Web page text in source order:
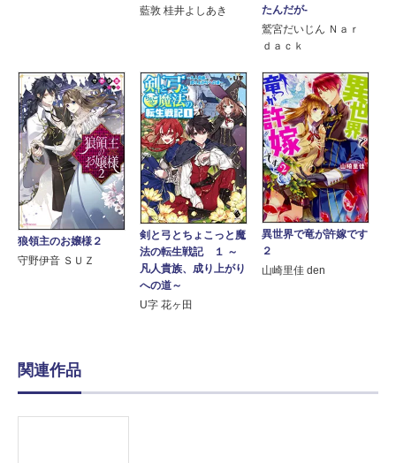
藍敦 桂井よしあき
たんだが-
鷲宮だいじん Ｎａｒ
ｄａｃｋ
狼領主のお嬢様２
守野伊音 ＳＵＺ
剣と弓とちょこっと魔
法の転生戦記 １ ～
凡人貴族、成り上がり
への道～
U字 花ヶ田
異世界で竜が許嫁です
２
山崎里佳 den
関連作品